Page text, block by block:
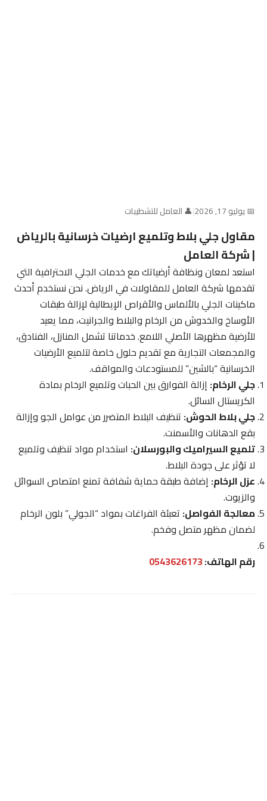
📅 يوليو 17, 2026 |👤 العامل للتشطيبات
مقاول جلي بلاط وتلميع ارضيات خرسانية بالرياض
| شركة العامل
استعد لمعان ونظافة أرضياتك مع خدمات الجلي الاحترافية التي
تقدمها شركة العامل للمقاولات في الرياض. نحن نستخدم أحدث
ماكينات الجلي بالألماس والأقراص الإيطالية لإزالة طبقات
الأوساخ والخدوش من الرخام والبلاط والجرانيت، مما يعيد
للأرضية مظهرها الأصلي اللامع. خدماتنا تشمل المنازل، الفنادق،
والمجمعات التجارية مع تقديم حلول خاصة لتلميع الأرضيات
الخرسانية “بالشين” للمستودعات والمواقف.
جلي الرخام:إزالة الفوارق بين الحبات وتلميع الرخام بمادة
الكريستال السائل.
جلي بلاط الحوش:تنظيف البلاط المتضرر من عوامل الجو وإزالة
بقع الدهانات والأسمنت.
تلميع السيراميك والبورسلان:استخدام مواد تنظيف وتلميع
لا تؤثر على جودة البلاط.
عزل الرخام:إضافة طبقة حماية شفافة تمنع امتصاص السوائل
والزيوت.
معالجة الفواصل:تعبئة الفراغات بمواد “الجولي” بلون الرخام
لضمان مظهر متصل وفخم.
رقم الهاتف:0543626173